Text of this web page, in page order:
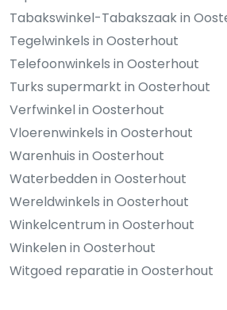
Tabakswinkel-Tabakszaak in
Tegelwinkels in Oosterhout
Telefoonwinkels in Oosterhout
Turks supermarkt in Oosterhout
Verfwinkel in Oosterhout
Vloerenwinkels in Oosterhout
Warenhuis in Oosterhout
Waterbedden in Oosterhout
Wereldwinkels in Oosterhout
Winkelcentrum in Oosterhout
Winkelen in Oosterhout
Witgoed reparatie in Oosterhout